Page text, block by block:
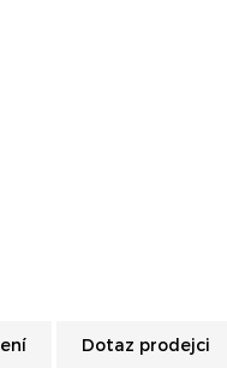
Dotaz prodejci